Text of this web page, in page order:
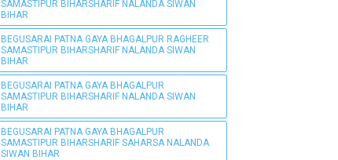
SAMASTIPUR BIHARSHARIF NALANDA SIWAN
BIHAR
BEGUSARAI PATNA GAYA BHAGALPUR RAGHEER
SAMASTIPUR BIHARSHARIF NALANDA SIWAN
BIHAR
BEGUSARAI PATNA GAYA BHAGALPUR
SAMASTIPUR BIHARSHARIF NALANDA SIWAN
BIHAR
BEGUSARAI PATNA GAYA BHAGALPUR
SAMASTIPUR BIHARSHARIF SAHARSA NALANDA
SIWAN BIHAR